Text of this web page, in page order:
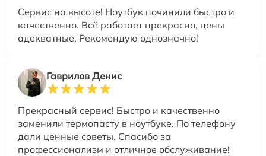
Сервис на высоте! Ноутбук починили быстро и
качественно. Всё работает прекрасно, цены
адекватные. Рекомендую однозначно!
Гаврилов Денис
Прекрасный сервис! Быстро и качественно
заменили термопасту в ноутбуке. По телефону
дали ценные советы. Спасибо за
профессионализм и отличное обслуживание!